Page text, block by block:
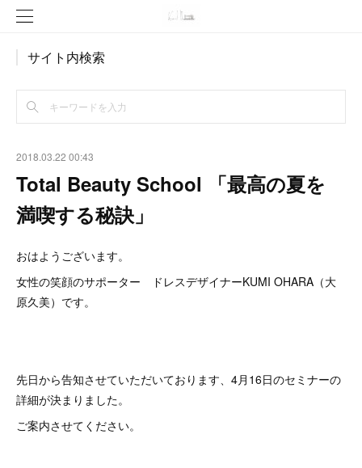
サイト内検索
2018.03.22 00:43
Total Beauty School 「最高の夏を
満喫する秘訣」
おはようございます。
女性の笑顔のサポーター ドレスデザイナーKUMI OHARA（大
原久美）です。
先日から告知させていただいております、4月16日のセミナーの
詳細が決まりました。
ご案内させてください。